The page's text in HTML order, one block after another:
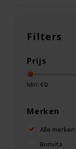
Filters
Prijs
Min: €0
Merken
Alle merken
Bonvita